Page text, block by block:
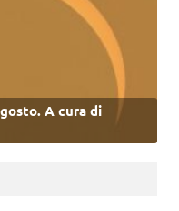
A cura di